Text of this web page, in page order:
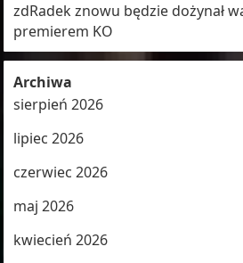
zdRadek znowu będzie dożynał
premierem KO
Archiwa
sierpień 2026
lipiec 2026
czerwiec 2026
maj 2026
kwiecień 2026